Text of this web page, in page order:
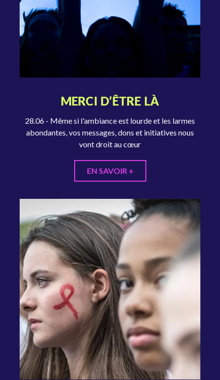
MERCI D’ÊTRE LÀ
28.06 - Même si l'ambiance est lourde et les larmes
abondantes, vos messages, dons et initiatives nous
vont droit au cœur
EN SAVOIR +